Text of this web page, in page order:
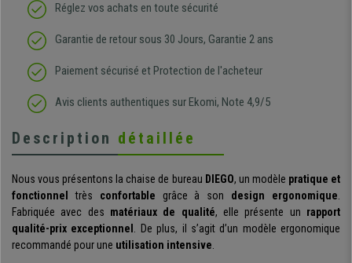
Réglez vos achats en toute sécurité
Garantie de retour sous 30 Jours, Garantie 2 ans
Paiement sécurisé et Protection de l'acheteur
Avis clients authentiques sur Ekomi, Note 4,9/5
Description détaillée
Nous vous présentons la chaise de bureau DIEGO, un modèle pratique et
fonctionnel
très confortable grâce à son design ergonomique.
Fabriquée avec des matériaux de qualité, elle présente un rapport
qualité-prix exceptionnel . De plus, il s’agit d’un modèle ergonomique
recommandé pour une utilisation intensive.